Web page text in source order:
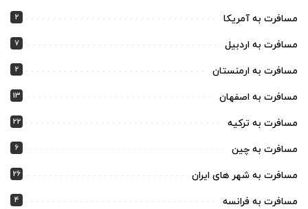
مسافرت به آمریکا 2
مسافرت به اردبیل 7
مسافرت به ارمنستان 2
مسافرت به اصفهان 13
مسافرت به ترکیه 22
مسافرت به چین 6
مسافرت به شهر های ایران 26
مسافرت به فرانسه 4